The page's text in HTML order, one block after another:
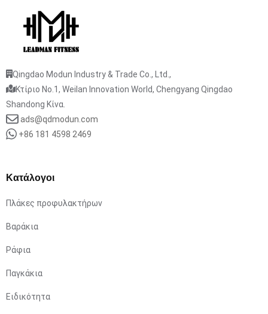
Qingdao Modun Industry & Trade Co., Ltd.,
Κτίριο No.1, Weilan Innovation World, Chengyang Qingdao
Shandong Κίνα.
ads@qdmodun.com
+86 181 4598 2469
Κατάλογοι
Πλάκες προφυλακτήρων
Βαράκια
Ράφια
Παγκάκια
Ειδικότητα